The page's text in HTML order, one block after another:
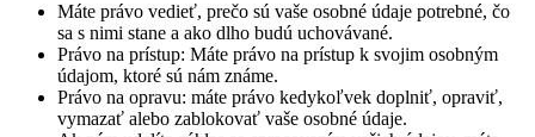
Máte právo vedieť, prečo sú vaše osobné údaje potrebné, čo
sa s nimi stane a ako dlho budú uchovávané.
Právo na prístup: Máte právo na prístup k svojim osobným
údajom, ktoré sú nám známe.
Právo na opravu: máte právo kedykoľvek doplniť, opraviť,
vymazať alebo zablokovať vaše osobné údaje.